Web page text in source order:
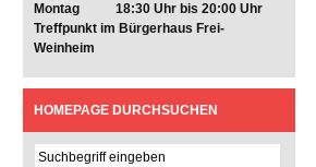
Montag 18:30 Uhr bis 20:00 Uhr
Treffpunkt im Bürgerhaus Frei-
Weinheim
HOMEPAGE DURCHSUCHEN